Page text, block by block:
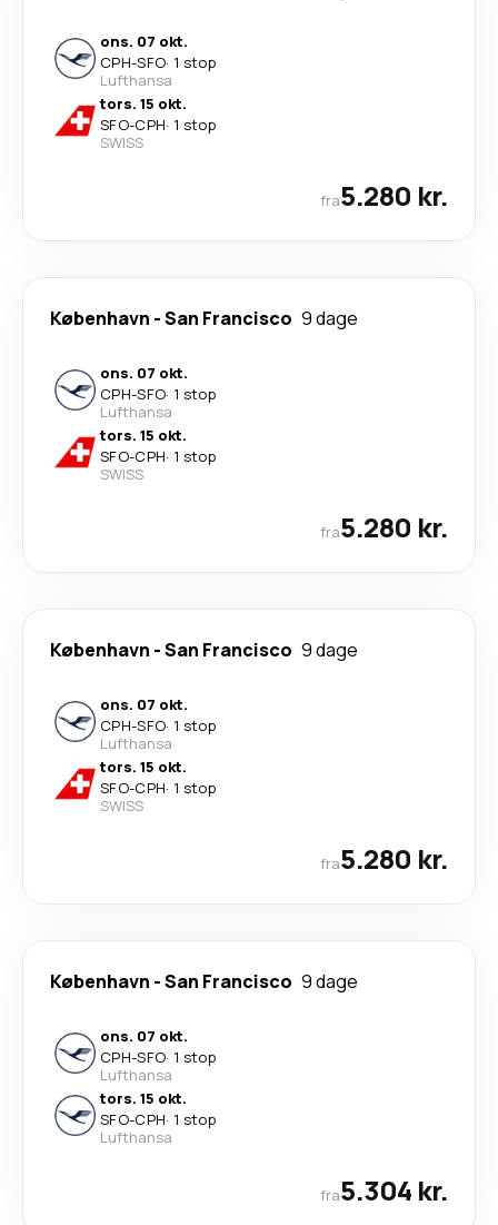
ons. 07 okt.
CPH-SFO· 1 stop
Lufthansa
tors. 15 okt.
SFO-CPH· 1 stop
SWISS
fra5.280 kr.
København -San Francisco 9 dage
ons. 07 okt.
CPH-SFO· 1 stop
Lufthansa
tors. 15 okt.
SFO-CPH· 1 stop
SWISS
fra5.280 kr.
København -San Francisco 9 dage
ons. 07 okt.
CPH-SFO· 1 stop
Lufthansa
tors. 15 okt.
SFO-CPH· 1 stop
SWISS
fra5.280 kr.
København -San Francisco 9 dage
ons. 07 okt.
CPH-SFO· 1 stop
Lufthansa
tors. 15 okt.
SFO-CPH· 1 stop
Lufthansa
fra5.304 kr.